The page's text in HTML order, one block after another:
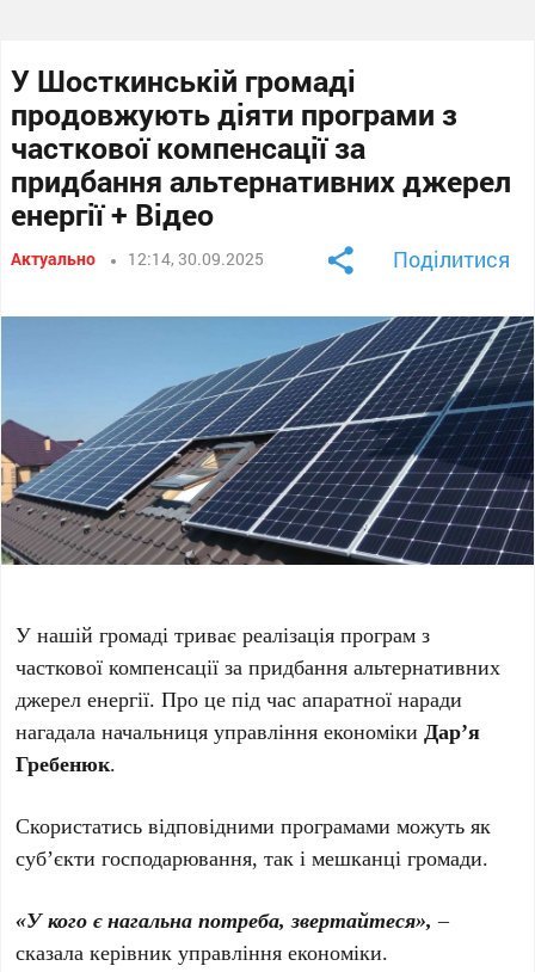
У Шосткинській громаді
продовжують діяти програми з
часткової компенсації за
придбання альтернативних джерел
енергії + Відео
Актуально 12:14, 30.09.2025 Поділитися
У нашій громаді триває реалізація програм з
часткової компенсації за придбання альтернативних
джерел енергії. Про це під час апаратної наради
нагадала начальниця управління економікиДар’я
Гребенюк.
Скористатись відповідними програмами можуть як
суб’єкти господарювання, так і мешканці громади.
«У кого є нагальна потреба, звертайтеся»,–
сказала керівник управління економіки.